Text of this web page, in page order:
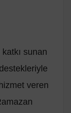
sunan
veren